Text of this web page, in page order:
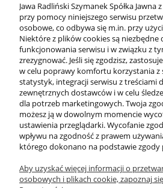
OFERTA
O NAS
PŁATNOŚCI I
Jawa Radliński Szymanek Spółka Jawna
przy pomocy niniejszego serwisu
osobowe, co odbywa się m.in. przy
Niektóre z plików cookies są niezbędne
funkcjonowania serwisu i w związku z
zrezygnować. Jeśli się zgodzisz,
w celu poprawy komfortu korzystania z
statystyk, integracji serwisu z treściami
zewnętrznych dostawców i w celu
dla potrzeb marketingowych. Twoja
możesz ją w dowolnym momencie
ustawienia przeglądarki. Wycofanie
wpływu na zgodność z prawem
którego dokonano na podstawie zgody
Aby uzyskać więcej informacji o
osobowych i plikach cookie, zapoznaj